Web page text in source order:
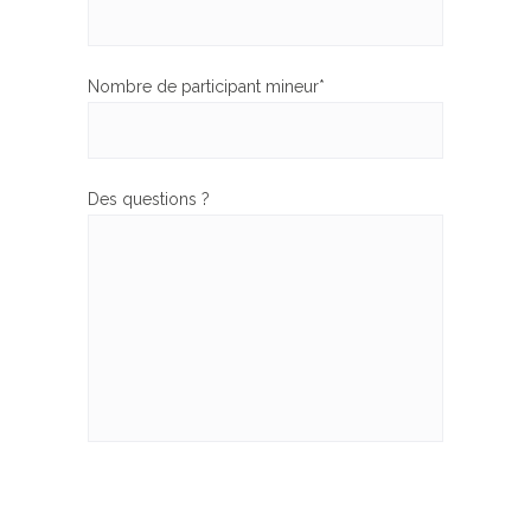
Nombre de participant mineur*
Des questions ?